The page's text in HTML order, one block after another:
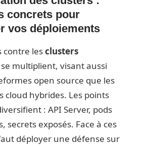
concrets pour
vos déploiements
contre lesclusters
se multiplient, visant aussi
open source que les
cloud hybrides. Les points
: API Server, pods
secrets exposés. Face à ces
déployer une défense sur